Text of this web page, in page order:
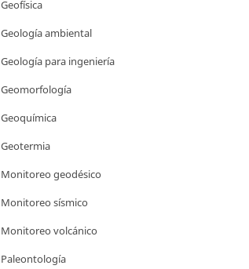
Geofísica
Geología ambiental
Geología para ingeniería
Geomorfología
Geoquímica
Geotermia
Monitoreo geodésico
Monitoreo sísmico
Monitoreo volcánico
Paleontología